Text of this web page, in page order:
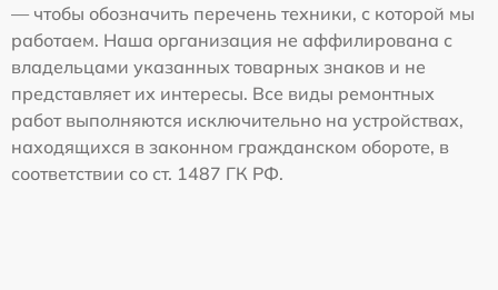
— чтобы обозначить перечень техники, с которой мы
работаем. Наша организация не аффилирована с
владельцами указанных товарных знаков и не
представляет их интересы. Все виды ремонтных
работ выполняются исключительно на устройствах,
находящихся в законном гражданском обороте, в
соответствии со ст. 1487 ГК РФ.